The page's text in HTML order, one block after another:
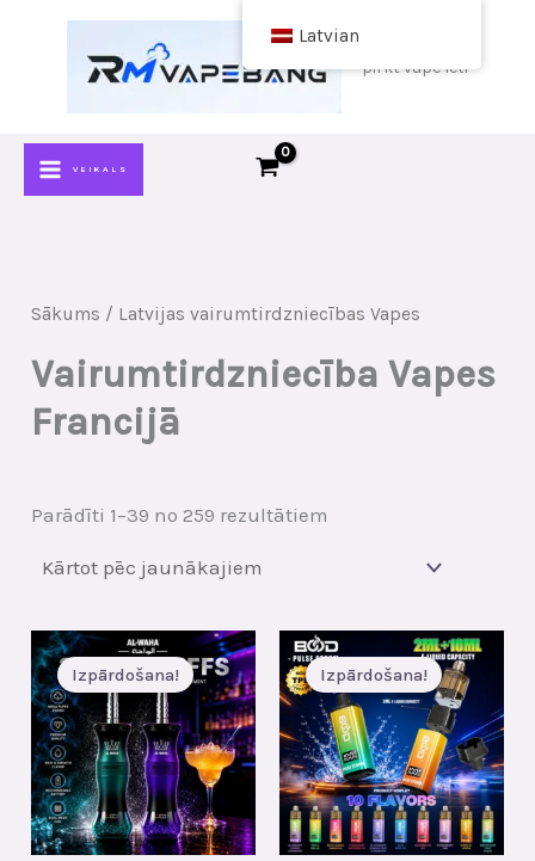
pirkt vape lēti
VEIKALS
Sākums / Latvijas vairumtirdzniecības Vapes
Vairumtirdzniecība Vapes
Francijā
Parādīti 1–39 no 259 rezultātiem
Izpārdošana! Izpārdošana!
Latvian